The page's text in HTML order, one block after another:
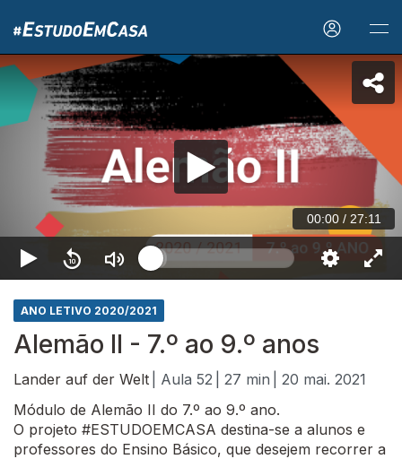
00:00 / 27:11
ANO LETIVO 2020/2021
Alemão II - 7.º ao 9.º anos
Lander auf der Welt | Aula 52 | 27 min
| 20 mai. 2021
Módulo de Alemão II do 7.º ao 9.º ano.
O projeto #ESTUDOEMCASA destina-se a alunos e
professores do Ensino Básico, que desejem recorrer a